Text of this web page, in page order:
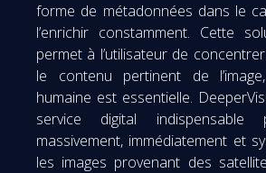
forme de métadonnées dans le
l’enrichir constamment. Cette
permet à l’utilisateur de
le contenu pertinent de
humaine est essentielle.
service digital indispensable
massivement, immédiatement et
les images provenant des